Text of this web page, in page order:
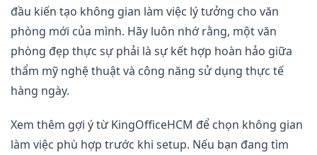
đầu kiến tạo không gian làm việc lý tưởng cho văn
phòng mới của mình. Hãy luôn nhớ rằng, một văn
phòng đẹp thực sự phải là sự kết hợp hoàn hảo giữa
thẩm mỹ nghệ thuật và công năng sử dụng thực tế
hàng ngày.
Xem thêm gợi ý từ KingOfficeHCM để chọn không gian
làm việc phù hợp trước khi setup. Nếu bạn đang tìm